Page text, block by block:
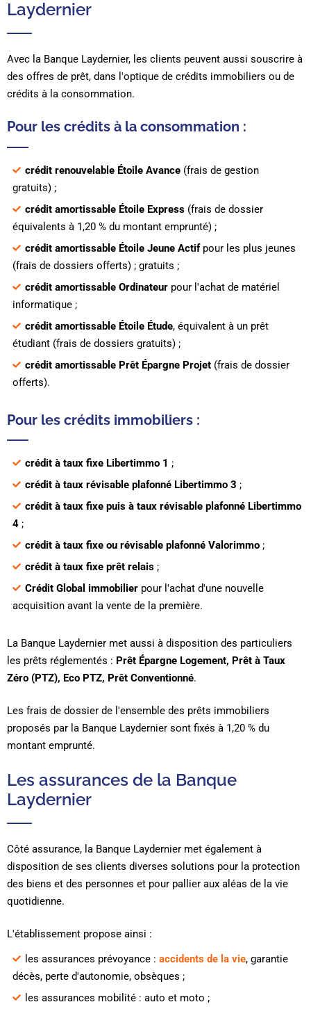
Laydernier
Avec la Banque Laydernier, les clients peuvent aussi souscrire à
des offres de prêt, dans l'optique de crédits immobiliers ou de
crédits à la consommation.
Pour les crédits à la consommation :
crédit renouvelable Étoile Avance(frais de gestion
gratuits) ;
crédit amortissable Étoile Express(frais de dossier
équivalents à 1,20 % du montant emprunté) ;
crédit amortissable Étoile Jeune Actifpour les plus jeunes
(frais de dossiers offerts) ; gratuits ;
crédit amortissable Ordinateurpour l'achat de matériel
informatique ;
crédit amortissable Étoile Étude, équivalent à un prêt
étudiant (frais de dossiers gratuits) ;
crédit amortissable Prêt Épargne Projet(frais de dossier
offerts).
Pour les crédits immobiliers :
crédit à taux fixe Libertimmo 1 ;
crédit à taux révisable plafonné Libertimmo 3 ;
crédit à taux fixe puis à taux révisable plafonné Libertimmo
4;
crédit à taux fixe ou révisable plafonné Valorimmo;
crédit à taux fixe prêt relais;
Crédit Global immobilierpour l'achat d'une nouvelle
acquisition avant la vente de la première.
La Banque Laydernier met aussi à disposition des particuliers
les prêts réglementés : Prêt Épargne Logement, Prêt à Taux
Zéro (PTZ), Eco PTZ, Prêt Conventionné.
Les frais de dossier de l'ensemble des prêts immobiliers
proposés par la Banque Laydernier sont fixés à 1,20 % du
montant emprunté.
Les assurances de la Banque
Laydernier
Côté assurance, la Banque Laydernier met également à
disposition de ses clients diverses solutions pour la protection
des biens et des personnes et pour pallier aux aléas de la vie
quotidienne.
L'établissement propose ainsi :
les assurances prévoyance : accidents de la vie, garantie
décès, perte d'autonomie, obsèques ;
les assurances mobilité : auto et moto ;